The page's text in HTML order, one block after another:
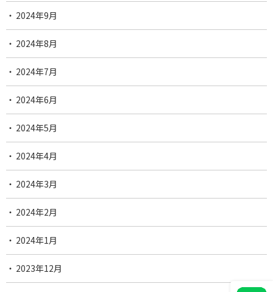
2024年9月
2024年8月
2024年7月
2024年6月
2024年5月
2024年4月
2024年3月
2024年2月
2024年1月
2023年12月